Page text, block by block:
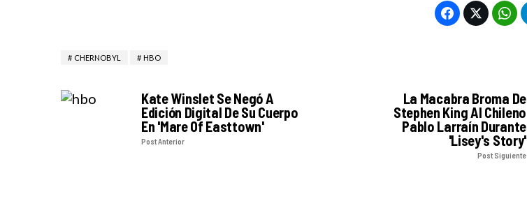
CHERNOBYL HBO
Kate Winslet Se Negó A
Edición Digital De Su Cuerpo
En 'Mare Of Easttown'
Post Anterior
La Macabra Broma De
Stephen King Al Chileno
Pablo Larraín Durante
'Lisey's Story'
Post Siguiente